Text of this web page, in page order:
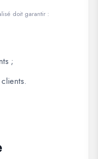
doit garantir :
;